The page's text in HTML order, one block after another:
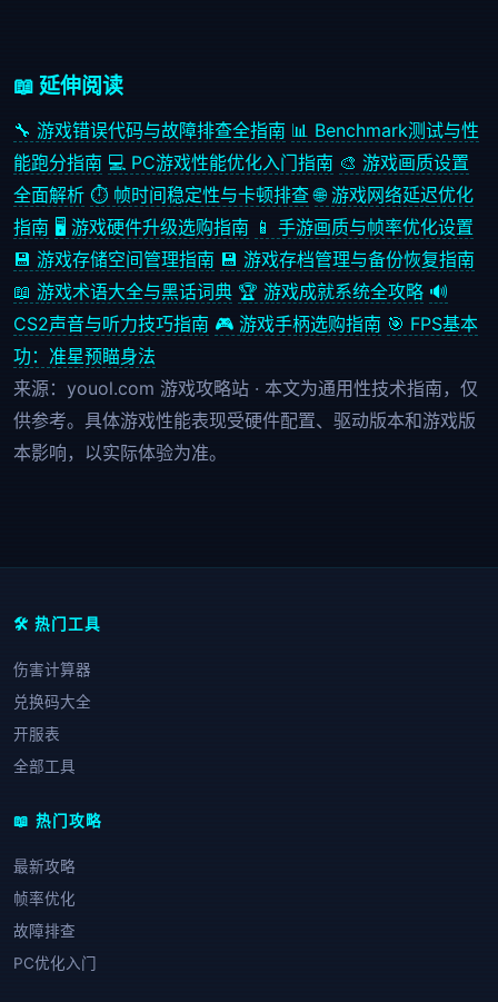
📖 延伸阅读
🔧 游戏错误代码与故障排查全指南 📊 Benchmark测试与性
能跑分指南 💻 PC游戏性能优化入门指南 🎨 游戏画质设置
全面解析 ⏱️ 帧时间稳定性与卡顿排查 🌐 游戏网络延迟优化
指南 🖥️ 游戏硬件升级选购指南 📱 手游画质与帧率优化设置
💾 游戏存储空间管理指南 💾 游戏存档管理与备份恢复指南
📖 游戏术语大全与黑话词典 🏆 游戏成就系统全攻略 🔊
CS2声音与听力技巧指南 🎮 游戏手柄选购指南 🎯 FPS基本
功：准星预瞄身法
来源：youol.com 游戏攻略站 · 本文为通用性技术指南，仅
供参考。具体游戏性能表现受硬件配置、驱动版本和游戏版
本影响，以实际体验为准。
🛠️ 热门工具
伤害计算器
兑换码大全
开服表
全部工具
📖 热门攻略
最新攻略
帧率优化
故障排查
PC优化入门